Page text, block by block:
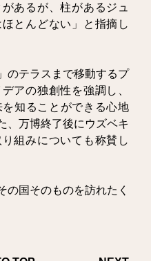
あるが、柱があるジュ
とんどない」と指摘し
のテラスまで移動するプ
アの独創性を強調し、
知ることができる心地
、万博終了後にウズベキ
組みについても称賛し
の国そのものを訪れたく